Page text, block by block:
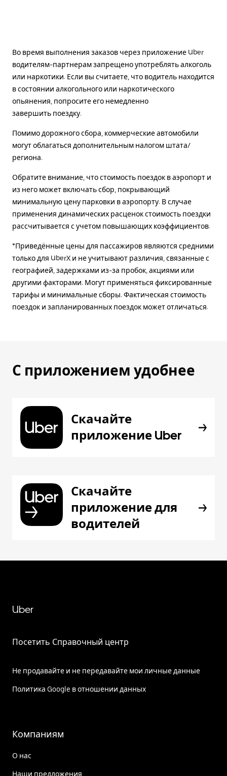
Во время выполнения заказов через приложение Uber
водителям-партнерам запрещено употреблять алкоголь
или наркотики. Если вы считаете, что водитель находится
в состоянии алкогольного или наркотического
опьянения, попросите его немедленно
завершить поездку.
Помимо дорожного сбора, коммерческие автомобили
могут облагаться дополнительным налогом штата/
региона.
Обратите внимание, что стоимость поездок в аэропорт и
из него может включать сбор, покрывающий
минимальную цену парковки в аэропорту. В случае
применения динамических расценок стоимость поездки
рассчитывается с учетом повышающих коэффициентов.
*Приведённые цены для пассажиров являются средними
только для UberX и не учитывают различия, связанные с
географией, задержками из-за пробок, акциями или
другими факторами. Могут применяться фиксированные
тарифы и минимальные сборы. Фактическая стоимость
поездок и запланированных поездок может отличаться.
С приложением удобнее
Скачайте
приложение Uber
Скачайте
приложение для
водителей
Uber
Посетить Справочный центр
Не продавайте и не передавайте мои личные данные
Политика Google в отношении данных
Компаниям
О нас
Наши предложения